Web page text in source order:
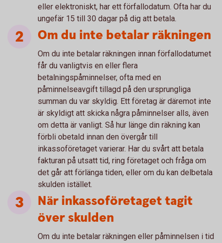
eller elektroniskt, har ett förfallodatum. Ofta har du
ungefär 15 till 30 dagar på dig att betala.
Om du inte betalar räkningen
Om du inte betalar räkningen innan förfallodatumet
får du vanligtvis en eller flera
betalningspåminnelser, ofta med en
påminnelseavgift tillagd på den ursprungliga
summan du var skyldig. Ett företag är däremot inte
är skyldigt att skicka några påminnelser alls, även
om detta är vanligt. Så hur länge din räkning kan
förbli obetald innan den övergår till
inkassoföretaget varierar. Har du svårt att betala
fakturan på utsatt tid, ring företaget och fråga om
det går att förlänga tiden, eller om du kan delbetala
skulden istället.
När inkassoföretaget tagit
över skulden
Om du inte betalar räkningen eller påminnelsen i tid